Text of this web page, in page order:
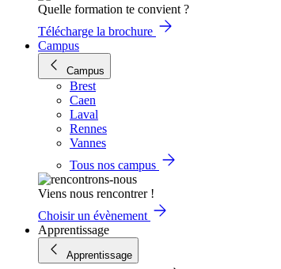
Quelle formation te convient ?
Télécharge la brochure
Campus
Campus
Brest
Caen
Laval
Rennes
Vannes
Tous nos campus
Viens nous rencontrer !
Choisir un évènement
Apprentissage
Apprentissage